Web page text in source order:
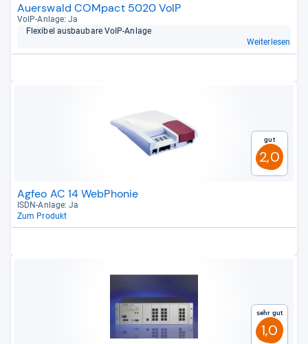
Auerswald COMpact 5020 VoIP
VoIP-​Anlage: Ja
Fle­xi­bel aus­bau­bare VoIP-​Anlage
Weiterlesen
Gut
2,0
Agfeo AC 14 WebPhonie
ISDN-​Anlage: Ja
Zum Produkt
Sehr gut
1,0